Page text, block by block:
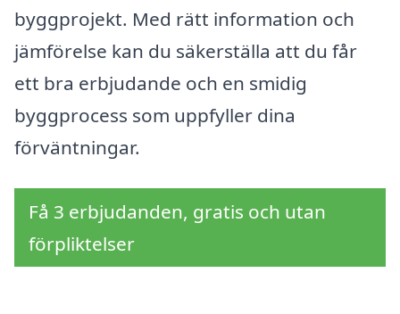
byggprojekt. Med rätt information och
jämförelse kan du säkerställa att du får
ett bra erbjudande och en smidig
byggprocess som uppfyller dina
förväntningar.
Få 3 erbjudanden, gratis och utan
förpliktelser